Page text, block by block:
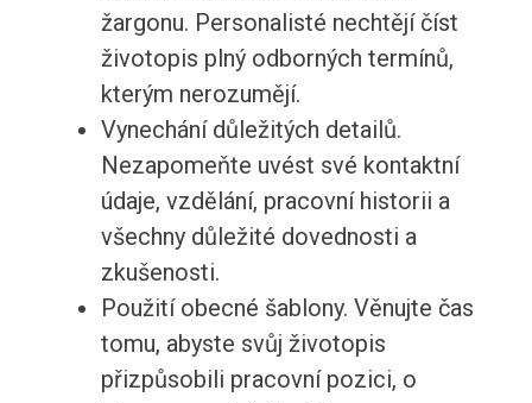
žargonu. Personalisté nechtějí číst
životopis plný odborných termínů,
kterým nerozumějí.
Vynechání důležitých detailů.
Nezapomeňte uvést své kontaktní
údaje, vzdělání, pracovní historii a
všechny důležité dovednosti a
zkušenosti.
Použití obecné šablony. Věnujte čas
tomu, abyste svůj životopis
přizpůsobili pracovní pozici, o